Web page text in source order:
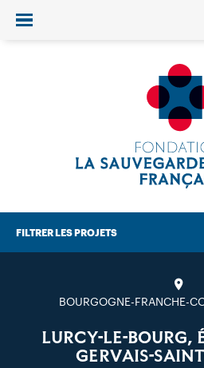
Ouvrir/fermer le menu
FILTRER LES PROJETS
BOURGOGNE-FRANCHE-
LURCY-LE-BOURG,
GERVAIS-